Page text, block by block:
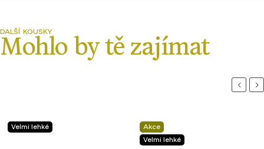
Velmi lehké
Akce
Velmi lehké